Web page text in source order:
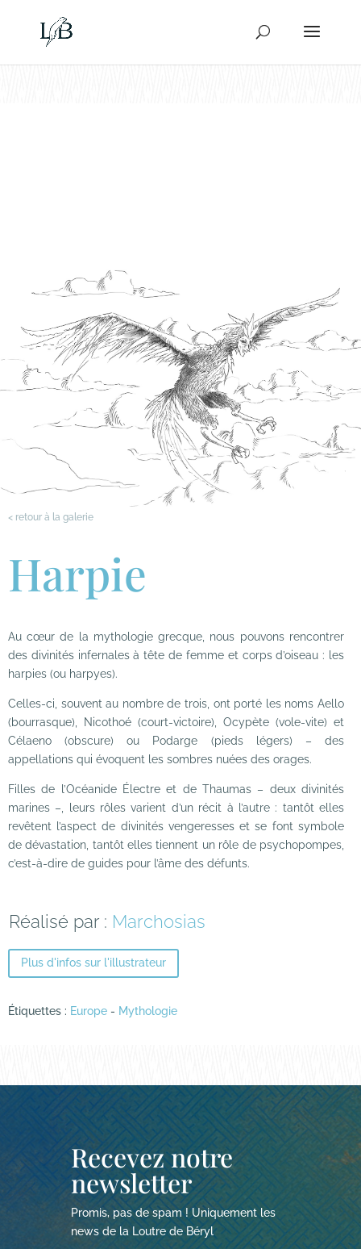
< retour à la galerie
Harpie
Au cœur de la mythologie grecque, nous pouvons rencontrer
des divinités infernales à tête de femme et corps d’oiseau : les
harpies (ou harpyes).
Celles-ci, souvent au nombre de trois, ont porté les noms Aello
(bourrasque), Nicothoé (court-victoire), Ocypète (vole-vite) et
Célaeno (obscure) ou Podarge (pieds légers) – des
appellations qui évoquent les sombres nuées des orages.
Filles de l’Océanide Électre et de Thaumas – deux divinités
marines –, leurs rôles varient d’un récit à l’autre : tantôt elles
revêtent l’aspect de divinités vengeresses et se font symbole
de dévastation, tantôt elles tiennent un rôle de psychopompes,
c’est-à-dire de guides pour l’âme des défunts.
Réalisé par : Marchosias
Plus d'infos sur l'illustrateur
Étiquettes : Europe - Mythologie
Recevez notre
newsletter
Promis, pas de spam ! Uniquement les
news de la Loutre de Béryl